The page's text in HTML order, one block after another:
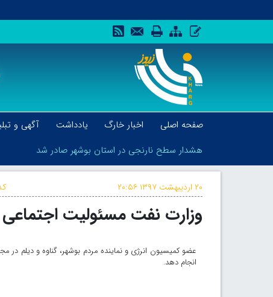
صفحه اصلی اخبار خارگ یادداشت آگهی و
هشدار سطح نارنجی در استان بوشهر صادر شد
هشدار سطح نارنجی در استان بوشهر صادر شد
۲۰ اردیبهشت ۱۳۹۷ ۲۰:۵۶
وزارت نفت مسئولیت
عضو کمیسیون انرژی و نماینده مردم بوشهر، گناوه و دیلم
انجام دهد.